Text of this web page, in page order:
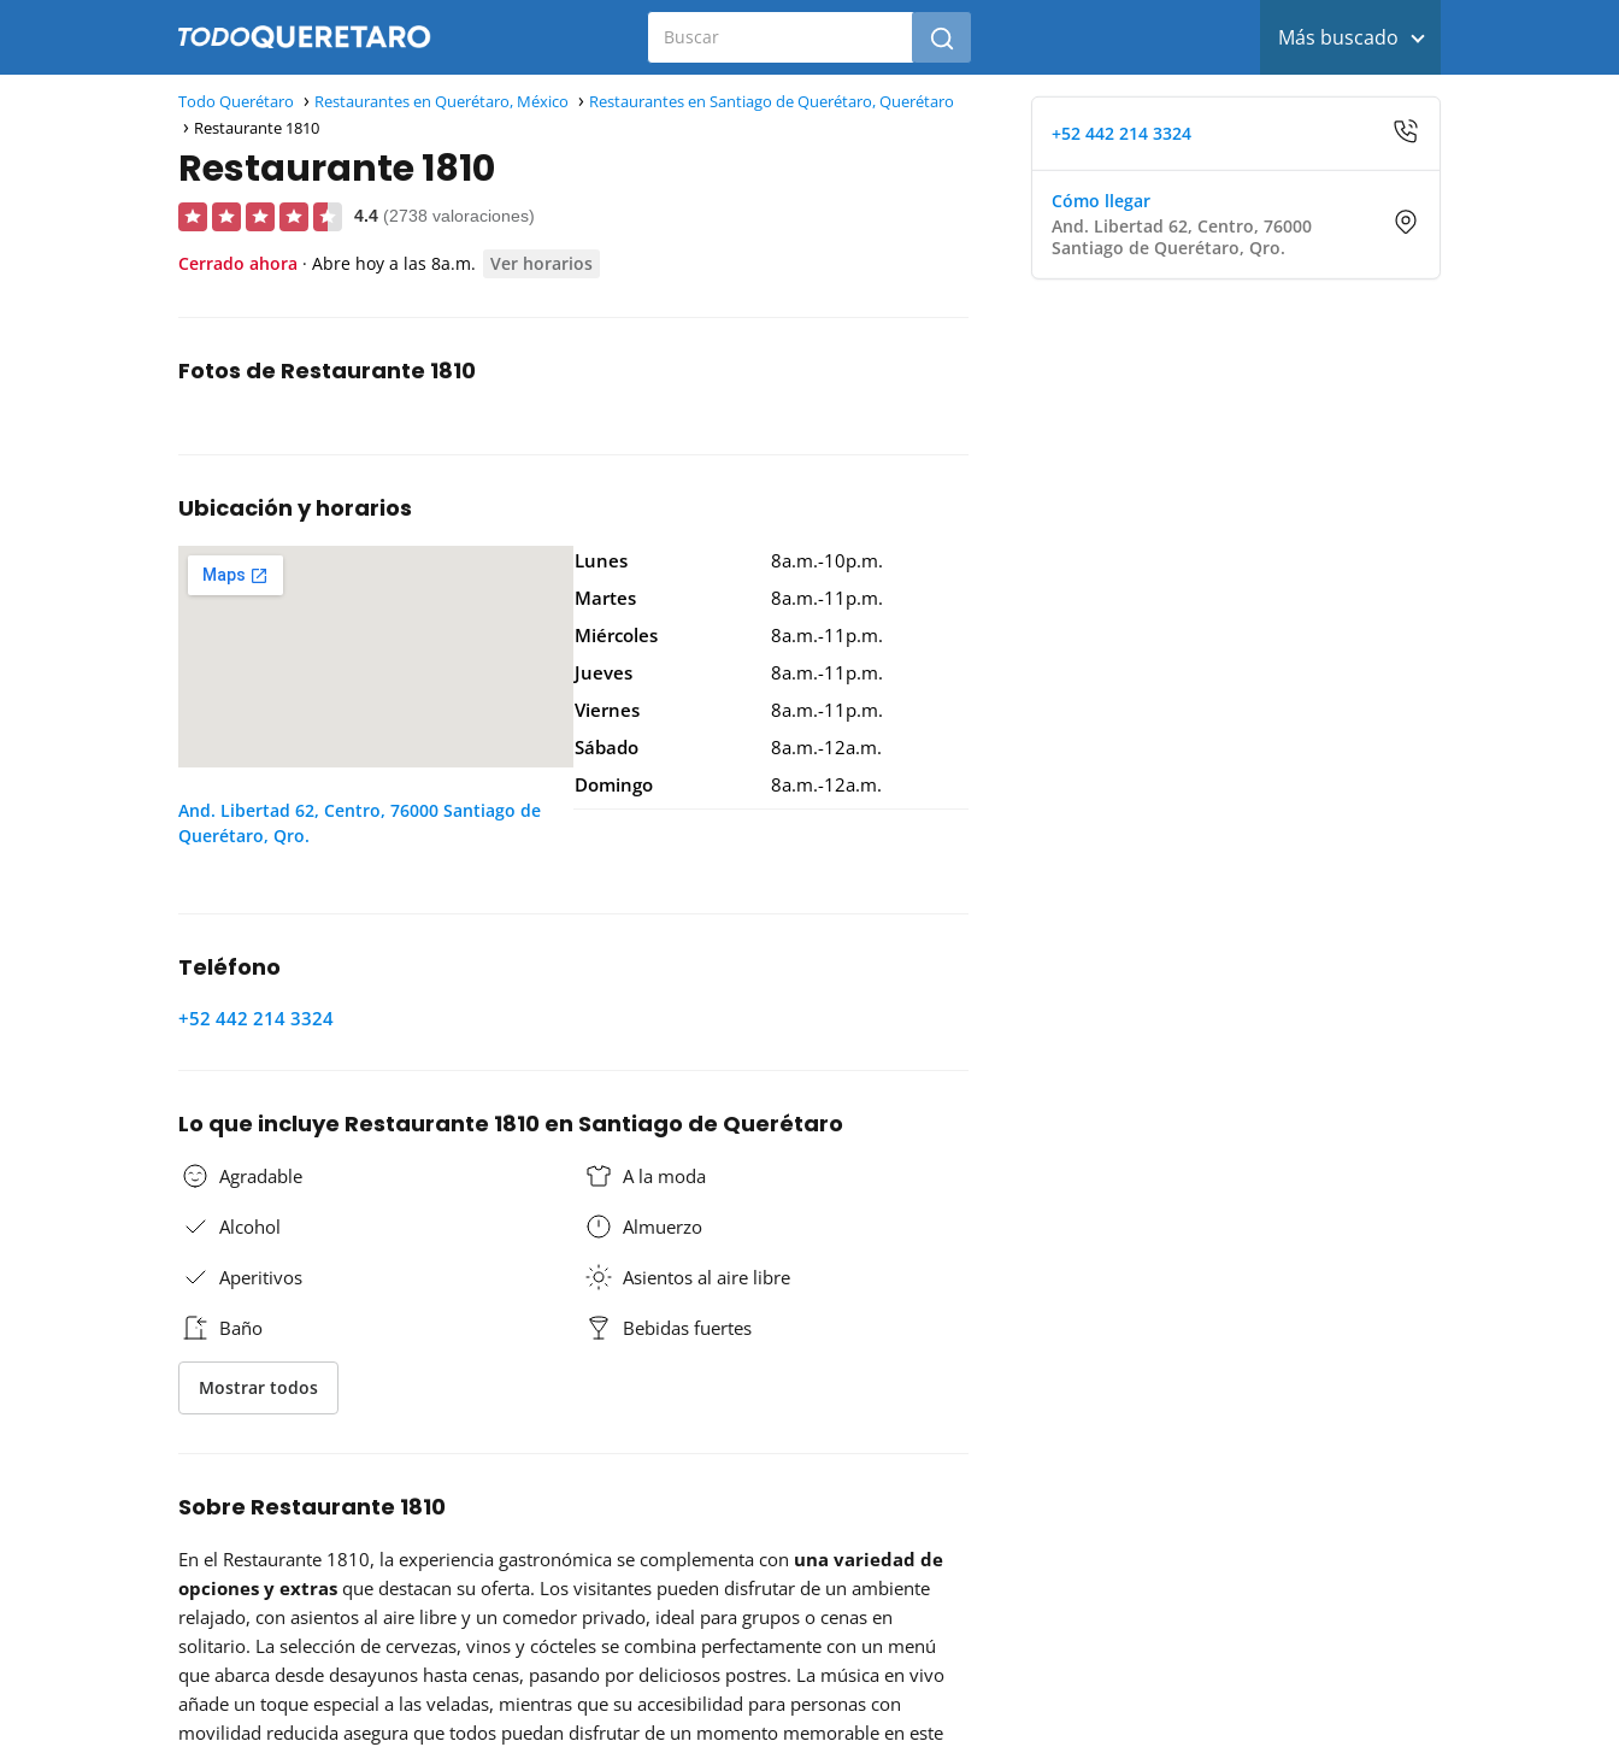
Más buscado
Todo Querétaro Restaurantes en Querétaro, México
Restaurantes en Santiago de Querétaro, Querétaro
Restaurante 1810
Restaurante 1810
4.4 (2738 valoraciones)
Cerrado ahora · Abre hoy a las 8a.m. Ver horarios
Fotos de Restaurante 1810
Ubicación y horarios
And. Libertad 62, Centro, 76000 Santiago de
Querétaro, Qro.
Lunes
8a.m.-10p.m.
Martes
8a.m.-11p.m.
Miércoles
8a.m.-11p.m.
Jueves
8a.m.-11p.m.
Viernes
8a.m.-11p.m.
Sábado
8a.m.-12a.m.
Domingo
8a.m.-12a.m.
Teléfono
+52 442 214 3324
Lo que incluye Restaurante 1810 en Santiago de Querétaro
Agradable A la moda
Alcohol Almuerzo
Aperitivos Asientos al aire libre
Baño Bebidas fuertes
Mostrar todos
Sobre Restaurante 1810
En el Restaurante 1810, la experiencia gastronómica se complementa con una variedad de
opciones y extras que destacan su oferta. Los visitantes pueden disfrutar de un ambiente
relajado, con asientos al aire libre y un comedor privado, ideal para grupos o cenas en
solitario. La selección de cervezas, vinos y cócteles se combina perfectamente con un menú
que abarca desde desayunos hasta cenas, pasando por deliciosos postres. La música en vivo
añade un toque especial a las veladas, mientras que su accesibilidad para personas con
movilidad reducida asegura que todos puedan disfrutar de un momento memorable en este
+52 442 214 3324
Cómo llegar
And. Libertad 62, Centro, 76000
Santiago de Querétaro, Qro.